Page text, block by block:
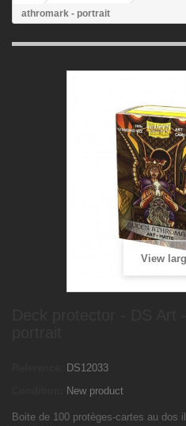
athromark - portrait
View
DS12033
New product
Boite de 100 protèges-cartes au dos